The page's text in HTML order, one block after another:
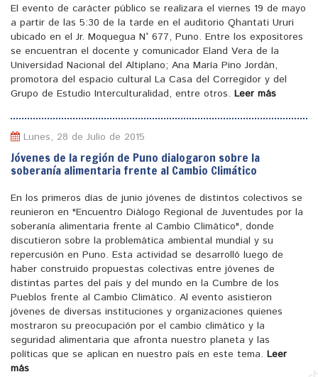
El evento de carácter público se realizara el viernes 19 de mayo
a partir de las 5:30 de la tarde en el auditorio Qhantati Ururi
ubicado en el Jr. Moquegua N° 677, Puno. Entre los expositores
se encuentran el docente y comunicador Eland Vera de la
Universidad Nacional del Altiplano; Ana María Pino Jordán,
promotora del espacio cultural La Casa del Corregidor y del
Grupo de Estudio Interculturalidad, entre otros. Leer más
Lunes, 28 de Julio de 2015
Jóvenes de la región de Puno dialogaron sobre la
soberanía alimentaria frente al Cambio Climático
En los primeros días de junio jóvenes de distintos colectivos se
reunieron en "Encuentro Diálogo Regional de Juventudes por la
soberanía alimentaria frente al Cambio Climático", donde
discutieron sobre la problemática ambiental mundial y su
repercusión en Puno. Esta actividad se desarrolló luego de
haber construido propuestas colectivas entre jóvenes de
distintas partes del país y del mundo en la Cumbre de los
Pueblos frente al Cambio Climático. Al evento asistieron
jóvenes de diversas instituciones y organizaciones quienes
mostraron su preocupación por el cambio climático y la
seguridad alimentaria que afronta nuestro planeta y las
políticas que se aplican en nuestro país en este tema. Leer
más